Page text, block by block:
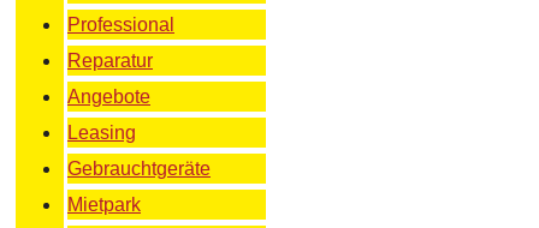
Professional
Reparatur
Angebote
Leasing
Gebrauchtgeräte
Mietpark